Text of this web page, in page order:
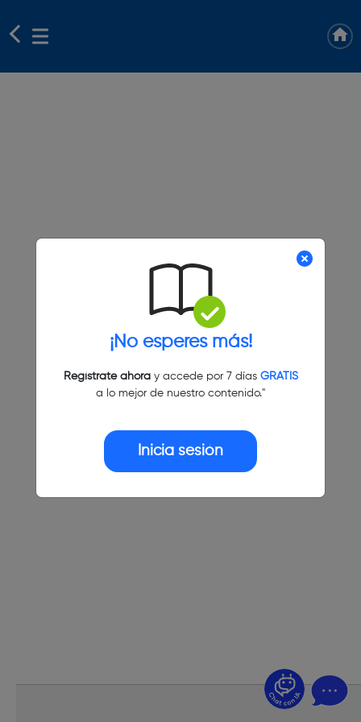
¡No esperes más!
Regístrate ahoray accede por 7 días GRATIS
a lo mejor de nuestro contenido."
Inicia sesión